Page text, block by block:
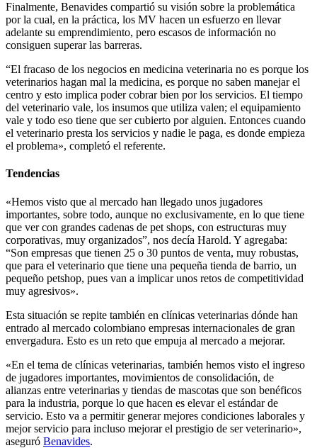
Finalmente, Benavides compartió su visión sobre la problemática
por la cual, en la práctica, los MV hacen un esfuerzo en llevar
adelante su emprendimiento, pero escasos de información no
consiguen superar las barreras.
“El fracaso de los negocios en medicina veterinaria no es porque los
veterinarios hagan mal la medicina, es porque no saben manejar el
centro y esto implica poder cobrar bien por los servicios. El tiempo
del veterinario vale, los insumos que utiliza valen; el equipamiento
vale y todo eso tiene que ser cubierto por alguien. Entonces cuando
el veterinario presta los servicios y nadie le paga, es donde empieza
el problema», completó el referente.
Tendencias
«Hemos visto que al mercado han llegado unos jugadores
importantes, sobre todo, aunque no exclusivamente, en lo que tiene
que ver con grandes cadenas de pet shops, con estructuras muy
corporativas, muy organizados”, nos decía Harold. Y agregaba:
“Son empresas que tienen 25 o 30 puntos de venta, muy robustas,
que para el veterinario que tiene una pequeña tienda de barrio, un
pequeño petshop, pues van a implicar unos retos de competitividad
muy agresivos».
Esta situación se repite también en clínicas veterinarias dónde han
entrado al mercado colombiano empresas internacionales de gran
envergadura. Esto es un reto que empuja al mercado a mejorar.
«En el tema de clínicas veterinarias, también hemos visto el ingreso
de jugadores importantes, movimientos de consolidación, de
alianzas entre veterinarias y tiendas de mascotas que son benéficos
para la industria, porque lo que hacen es elevar el estándar de
servicio. Esto va a permitir generar mejores condiciones laborales y
mejor servicio para incluso mejorar el prestigio de ser veterinario»,
aseguró Benavides.